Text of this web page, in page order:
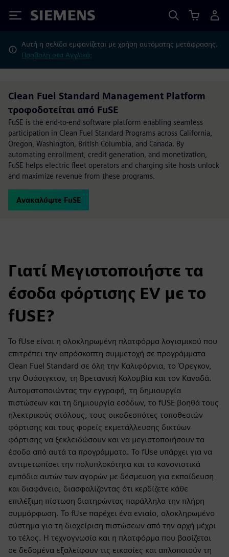
Siemens
Αυτή η σελίδα εμφανίζεται με χρήση αυτόματης μετάφρασης.
Προβολή στα Αγγλικά;
Clean Fuel Standard Management Platform
τροφοδοτείται από FuSE
FuSE is the end-to-end software platform enabling seamless
participation in Clean Fuel Standard Programs across California,
Oregon, Washington, British Columbia, and Canada. By
automating enrollment, credit generation, and monetization,
FuSE helps electric fleet operators and charging site hosts unlock
and maximize revenue from these programs.
Ανακαλύψτε FuSE
Γιατί Μεγιστοποιήστε τα
έσοδα φόρτισης EV με το
fUSE?
Το fUse είναι η ολοκληρωμένη πλατφόρμα λογισμικού που
επιτρέπει την απρόσκοπτη συμμετοχή σε προγράμματα
Clean Fuel Standard σε όλη την Καλιφόρνια, το Όρεγκον,
την Ουάσιγκτον, τη Βρετανική Κολομβία και τον Καναδά.
Αυτοματοποιώντας την εγγραφή, τη δημιουργία
πιστώσεων και τη δημιουργία εσόδων, το fUSE βοηθά τους
ηλεκτρικούς στόλους, τους οικοδεσπότες τοποθεσιών
φόρτισης και τους φορείς εκμετάλλευσης δικτύων
φόρτισης να ξεκλειδώσουν και να μεγιστοποιήσουν τα
έσοδα από αυτά τα προγράμματα. Το fUse υπάρχει για να
αντιμετωπίσει την πολυπλοκότητα και τα κανονιστικά
εμπόδια αυτών των αγορών με δέσμευση για εκπαίδευση
και διαφάνεια, διασφαλίζοντας ότι κερδίζετε κάθε
επιλέξιμη πίστωση διατηρώντας παράλληλα την πλήρη
συμμόρφωση. Το fUse παρέχει ένα ενιαίο, ολοκληρωμένο
σύστημα για τη διαχείριση πιστώσεων από την αρχή μέχρι
το τέλος. Η τεχνογνωσία και η πλατφόρμα που βασίζεται
σε δεδομένα εξαλείφουν τις εικασίες και απλοποιούν τη